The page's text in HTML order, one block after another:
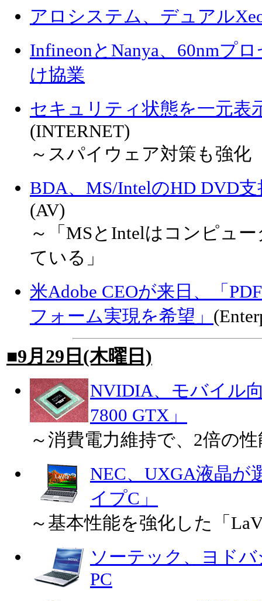
アロシステム、デュアル
InfineonとNanya、60nmプ
け協業
セキュリティ状態を一元表
(INTERNET)
～スパイウェア対策も強化
BDA、MS/IntelのHD DVD
(AV)
～「MSとIntelはコンピュ
ている」
米Adobe CEOが来日、「
フォーム実現を希望」
■9月29日(木曜日)
NVIDIA、モバイル
7800 GTX」
～消費電力維持で、2倍の性
NEC、UXGA液晶が
イプC」
～基本性能を強化した「
ソーテック、ヨド
PC